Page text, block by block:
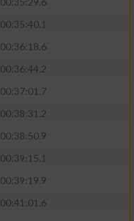
00:35:40.1
00:36:18.6
00:36:44.2
00:37:01.7
00:38:31.2
00:38:50.9
00:39:15.1
00:39:19.9
00:41:01.6